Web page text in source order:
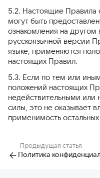
5.2. Настоящие Правила
могут быть
ознакомления на другом
русскоязычной версии
языке, применяются
настоящих Правил.
5.3. Если по тем или
положений настоящих
недействительными
силы, это не оказывает
применимость
Предыдущая статья